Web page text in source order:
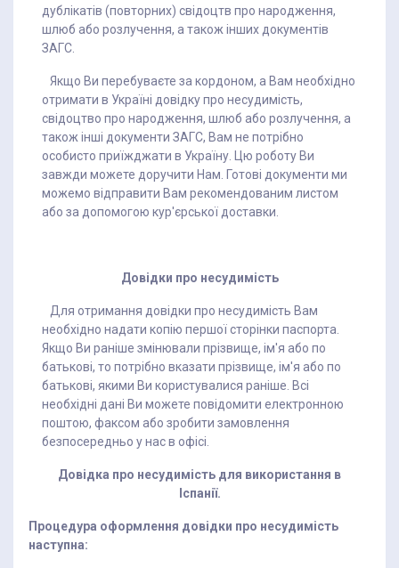
дублікатів (повторних) свідоцтв про народження,
шлюб або розлучення, а також інших документів
ЗАГС.
Якщо Ви перебуваєте за кордоном, а Вам необхідно
отримати в Україні довідку про несудимість,
свідоцтво про народження, шлюб або розлучення, а
також інші документи ЗАГС, Вам не потрібно
особисто приїжджати в Україну. Цю роботу Ви
завжди можете доручити Нам. Готові документи ми
можемо відправити Вам рекомендованим листом
або за допомогою кур'єрської доставки.
Довідки про несудимість
Для отримання довідки про несудимість Вам
необхідно надати копію першої сторінки паспорта.
Якщо Ви раніше змінювали прізвище, ім'я або по
батькові, то потрібно вказати прізвище, ім'я або по
батькові, якими Ви користувалися раніше. Всі
необхідні дані Ви можете повідомити електронною
поштою, факсом або зробити замовлення
безпосередньо у нас в офісі.
Довідка про несудимість для використання в
Іспанії.
Процедура оформлення довідки про несудимість
наступна: